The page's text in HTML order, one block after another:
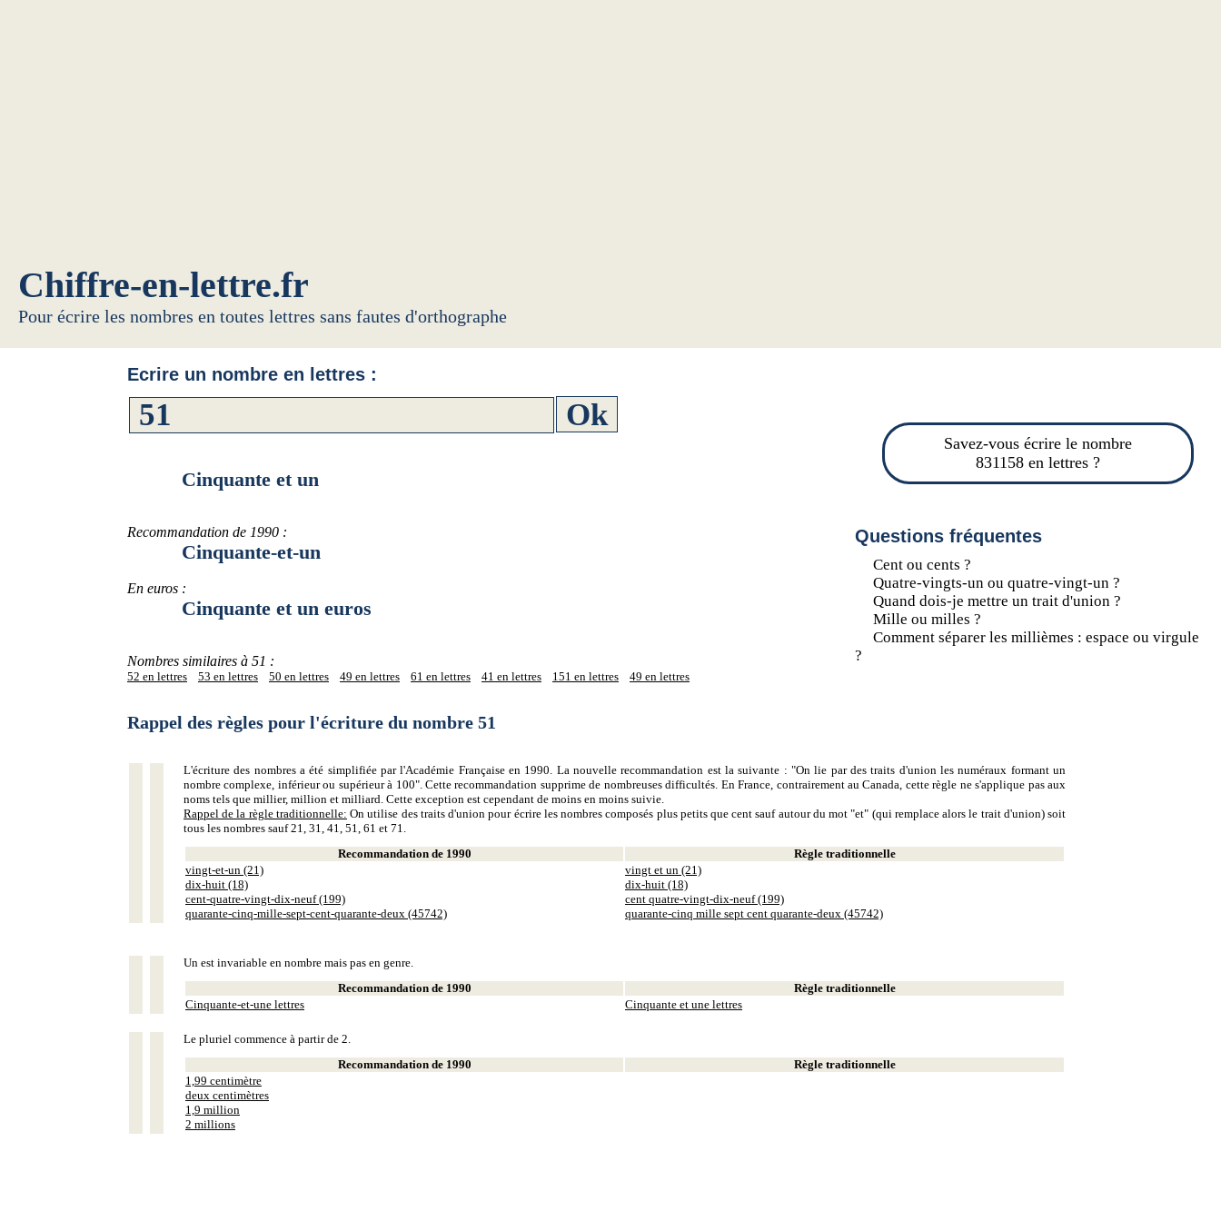
Chiffre-en-lettre.fr
Pour écrire les nombres en toutes lettres sans fautes d'orthographe
Savez-vous écrire le nombre
831158 en lettres ?
Questions fréquentes
Cent ou cents ?
Quatre-vingts-un ou quatre-vingt-un ?
Quand dois-je mettre un trait d'union ?
Mille ou milles ?
Comment séparer les millièmes : espace ou virgule
?
Ecrire un nombre en lettres :
Cinquante et un
Recommandation de 1990 :
Cinquante-et-un
En euros :
Cinquante et un euros
Nombres similaires à 51 :
52 en lettres 53 en lettres 50 en lettres 49 en lettres 61 en lettres 41 en lettres 151 en lettres 49 en lettres
Rappel des règles pour l'écriture du nombre 51
L'écriture des nombres a été simplifiée par l'Académie Française en 1990. La nouvelle recommandation est la suivante : "On lie par des traits d'union les numéraux formant un
nombre complexe, inférieur ou supérieur à 100". Cette recommandation supprime de nombreuses difficultés. En France, contrairement au Canada, cette règle ne s'applique pas aux
noms tels que millier, million et milliard. Cette exception est cependant de moins en moins suivie.
Rappel de la règle traditionnelle: On utilise des traits d'union pour écrire les nombres composés plus petits que cent sauf autour du mot "et" (qui remplace alors le trait d'union) soit
tous les nombres sauf 21, 31, 41, 51, 61 et 71.
Recommandation de 1990
Règle traditionnelle
vingt-et-un (21)
dix-huit (18)
cent-quatre-vingt-dix-neuf (199)
quarante-cinq-mille-sept-cent-quarante-deux (45742)
vingt et un (21)
dix-huit (18)
cent quatre-vingt-dix-neuf (199)
quarante-cinq mille sept cent quarante-deux (45742)
Un est invariable en nombre mais pas en genre.
Recommandation de 1990
Règle traditionnelle
Cinquante-et-une lettres
Cinquante et une lettres
Le pluriel commence à partir de 2.
Recommandation de 1990
Règle traditionnelle
1,99 centimètre
deux centimètres
1,9 million
2 millions